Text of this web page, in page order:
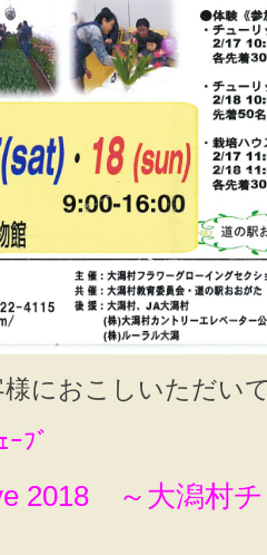
におこしいただい
ﾌﾞ
2018 ～大潟村